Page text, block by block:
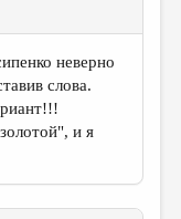
неверно
слова.
и я